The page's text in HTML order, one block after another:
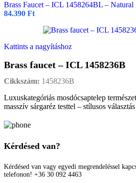
Brass Faucet – ICL 1458264BL –
84.390 Ft
Kattints a nagyításhoz
Brass faucet – ICL 1458236B
Cikkszám: 1458236B
Luxuskategóriás mosdócsaptelep
masszív sárgaréz testtel – stílusos
Kérdésed van?
Kérdésed van vagy egyedi megrendeléssel
telefonon! +36 30 092 4463